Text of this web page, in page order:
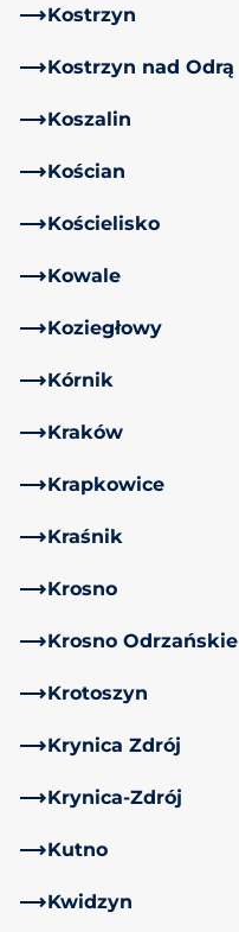
Kostrzyn
Kostrzyn nad Odrą
Koszalin
Kościan
Kościelisko
Kowale
Koziegłowy
Kórnik
Kraków
Krapkowice
Kraśnik
Krosno
Krosno Odrzańskie
Krotoszyn
Krynica Zdrój
Krynica-Zdrój
Kutno
Kwidzyn